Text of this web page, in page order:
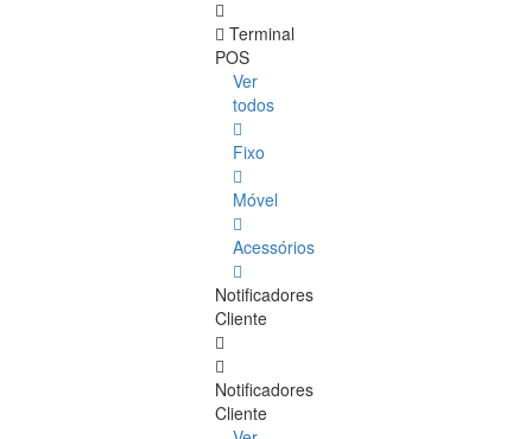
Terminal
POS
Ver
todos
Fixo
Móvel
Acessórios
Notificadores
Cliente
Notificadores
Cliente